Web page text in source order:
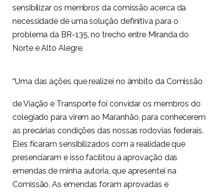
sensibilizar os membros da comissão acerca da
necessidade de uma solução definitiva para o
problema da BR-135, no trecho entre Miranda do
Norte e Alto Alegre.
“Uma das ações que realizei no âmbito da Comissão
de Viação e Transporte foi convidar os membros do
colegiado para virem ao Maranhão, para conhecerem
as precárias condições das nossas rodovias federais.
Eles ficaram sensibilizados com a realidade que
presenciaram e isso facilitou a aprovação das
emendas de minha autoria, que apresentei na
Comissão. As emendas foram aprovadas e